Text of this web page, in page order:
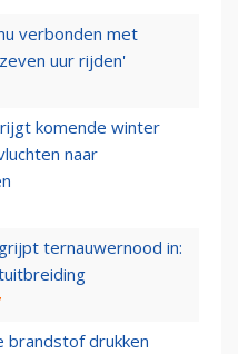
verbonden met
uur rijden'
komende winter
naar
ternauwernood in:
brandstof drukken